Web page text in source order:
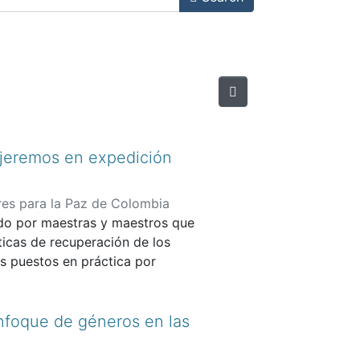
en expedición
para la Paz de Colombia
por maestras y maestros que
de recuperación de los
puestos en práctica por
con enfoque de derechos,
de géneros en las